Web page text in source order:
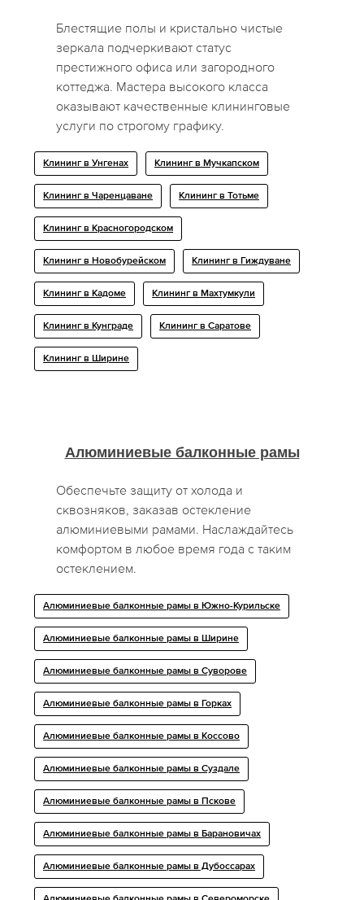
Блестящие полы и кристально чистые
зеркала подчеркивают статус
престижного офиса или загородного
коттеджа. Мастера высокого класса
оказывают качественные клининговые
услуги по строгому графику.
Клининг в Унгенах Клининг в Мучкапском
Клининг в Чаренцаване Клининг в Тотьме
Клининг в Красногородском
Клининг в Новобурейском Клининг в Гиждуване
Клининг в Кадоме Клининг в Махтумкули
Клининг в Кунграде Клининг в Саратове
Клининг в Ширине
Алюминиевые балконные рамы
Обеспечьте защиту от холода и
сквозняков, заказав остекление
алюминиевыми рамами. Наслаждайтесь
комфортом в любое время года с таким
остеклением.
Алюминиевые балконные рамы в Южно-Курильске
Алюминиевые балконные рамы в Ширине
Алюминиевые балконные рамы в Суворове
Алюминиевые балконные рамы в Горках
Алюминиевые балконные рамы в Коссово
Алюминиевые балконные рамы в Суздале
Алюминиевые балконные рамы в Пскове
Алюминиевые балконные рамы в Барановичах
Алюминиевые балконные рамы в Дубоссарах